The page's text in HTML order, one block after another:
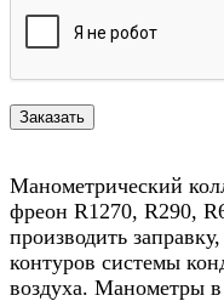
Манометрический
фреон R1270, R290,
производить
контуров системы
воздуха. Манометры